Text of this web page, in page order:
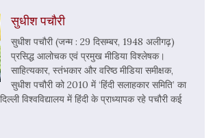
सुधीश पचौरी
सुधीश पचौरी (जन्म : 29 दिसम्बर, 1948 अलीगढ़)
प्रसिद्ध आलोचक एवं प्रमुख मीडिया विश्लेषक।
साहित्यकार, स्तंभकार और वरिष्ठ मीडिया समीक्षक,
सुधीश पचौरी को 2010 में ‘हिंदी सलाहकार समिति’ का
विश्वविद्यालय में हिंदी के प्राध्यापक रहे पचौरी कई